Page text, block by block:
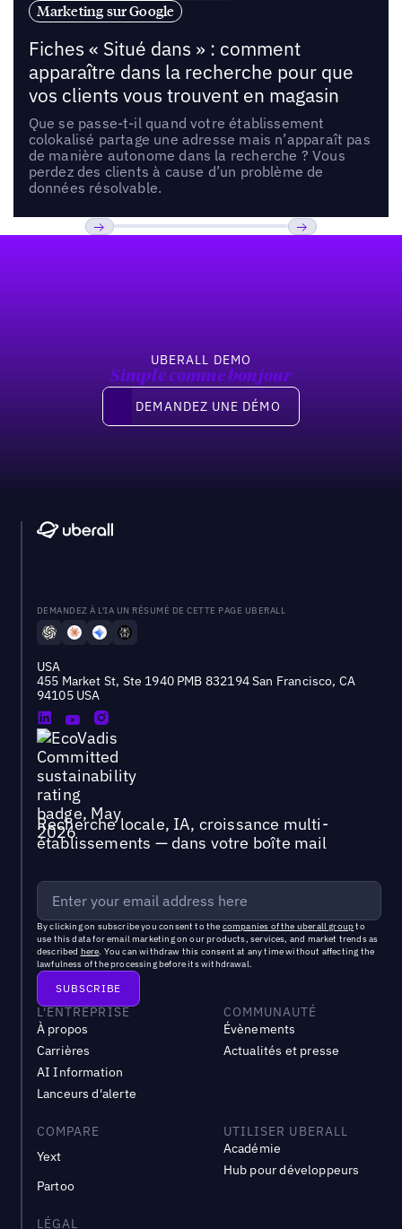
Marketing sur Google
Fiches « Situé dans » : comment
apparaître dans la recherche pour que
vos clients vous trouvent en magasin
Que se passe-t-il quand votre établissement
colokalisé partage une adresse mais n’apparaît pas
de manière autonome dans la recherche ? Vous
perdez des clients à cause d’un problème de
données résolvable.
UBERALL DEMO
Simple comme bonjour
Demandez une démo
DEMANDEZ UNE DÉMO
DEMANDEZ À L'IA UN RÉSUMÉ DE CETTE PAGE UBERALL
USA
455 Market St, Ste 1940 PMB 832194 San Francisco, CA
94105 USA
Recherche locale, IA, croissance multi-
établissements — dans votre boîte mail
By clicking on subscribe you consent to the companies of the uberall groupto
use this data for email marketing on our products, services, and market trends as
described here. You can withdraw this consent at any time without affecting the
lawfulness of the processing before its withdrawal.
L'ENTREPRISE
À propos
Carrières
AI Information
Lanceurs d'alerte
COMMUNAUTÉ
Évènements
Actualités et presse
COMPARE
Yext
Partoo
UTILISER UBERALL
Académie
Hub pour développeurs
LÉGAL